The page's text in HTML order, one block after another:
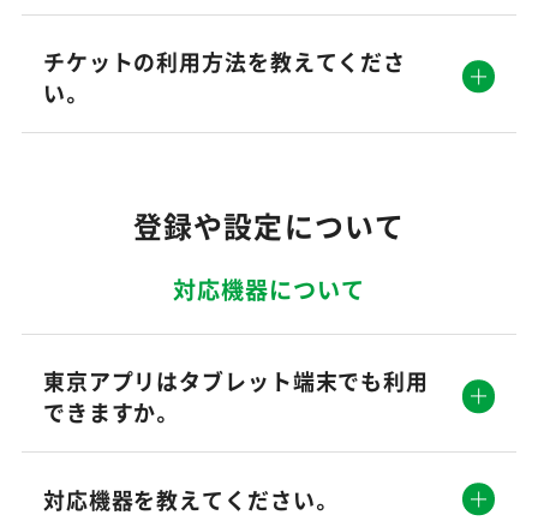
チケットの利用方法を教えてくださ
い。
登録や設定について
対応機器について
東京アプリはタブレット端末でも利用
できますか。
対応機器を教えてください。